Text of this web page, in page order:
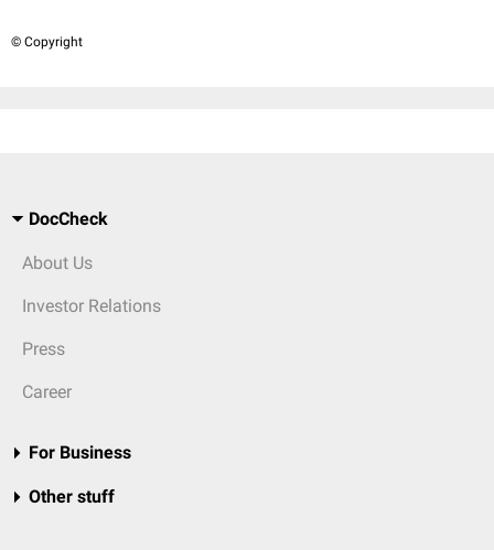
© Copyright
DocCheck
About Us
Investor Relations
Press
Career
For Business
Other stuff